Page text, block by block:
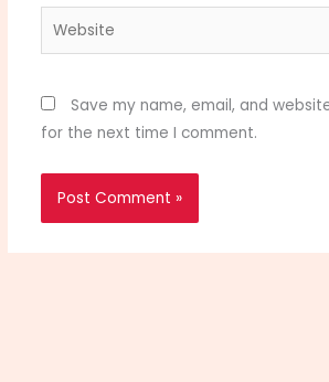
Website
Save my name, email, and
for the next time I comment.